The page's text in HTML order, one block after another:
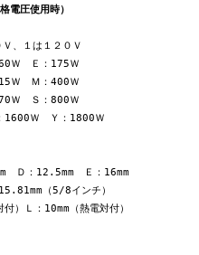
電圧使用時）
、１は１２０Ｖ
Ｅ：175Ｗ
Ｍ：400Ｗ
Ｓ：800Ｗ
Ｗ Ｙ：1800Ｗ
：12.5mm Ｅ：16mm
（5/8インチ）
：10mm（熱電対付）